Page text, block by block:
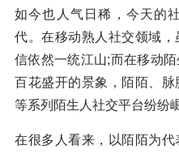
如今也人气日稀，今天的
代。在移动熟人社交领域
信依然一统江山;而在移动
百花盛开的景象，陌陌、
等系列陌生人社交平台纷纷
在很多人看来，以陌陌为